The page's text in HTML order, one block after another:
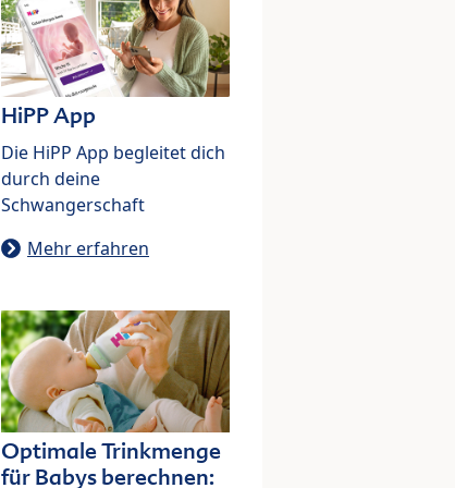
HiPP App
Die HiPP App begleitet dich
durch deine
Schwangerschaft
Mehr erfahren
Optimale Trinkmenge
für Babys berechnen: